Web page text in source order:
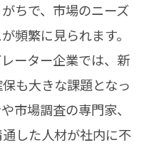
ちで、市場のニーズ
頻繁に見られます。
ーター企業では、新
も大きな課題となっ
市場調査の専門家、
した人材が社内に不